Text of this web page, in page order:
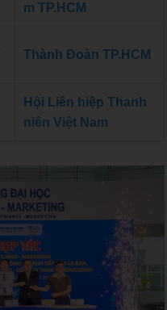
m TP.HCM
Thành Đoàn TP.HCM
Hội Liên hiệp Thanh
niên Việt Nam